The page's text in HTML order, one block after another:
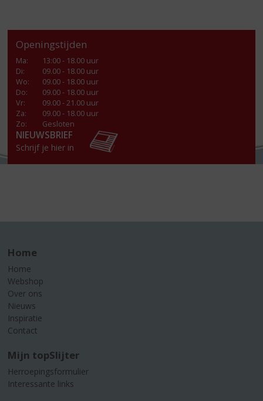
Openingstijden
Ma:
13:00 - 18.00 uur
Di:
09.00 - 18.00 uur
Wo:
09.00 - 18.00 uur
Do:
09.00 - 18.00 uur
Vr:
09.00 - 21.00 uur
Za:
09.00 - 18.00 uur
Zo:
Gesloten
NIEUWSBRIEF
Schrijf je hier in
Home
Home
Webshop
Over ons
Nieuws
Inspiratie
Contact
Mijn topSlijter
Herroepingsformulier
Interessante links